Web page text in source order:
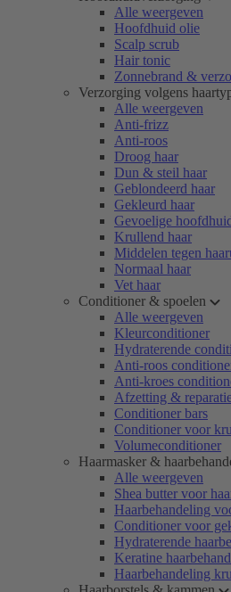
Alle weergeven
Hoofdhuid olie
Scalp scrub
Hair tonic
Zonnebrand &
Verzorging volgens
Alle weergeven
Anti-frizz
Anti-roos
Droog haar
Dun & steil haar
Geblondeerd haar
Gekleurd haar
Gevoelige
Krullend haar
Middelen tegen
Normaal haar
Vet haar
Conditioner & spoelen
Alle weergeven
Kleurconditioner
Hydraterende
Anti-roos
Anti-kroes
Afzetting &
Conditioner bars
Conditioner voor
Volumeconditioner
Haarmasker &
Alle weergeven
Shea butter voor
Haarbehandeling
Conditioner voor
Hydraterende
Keratine
Haarbehandeling